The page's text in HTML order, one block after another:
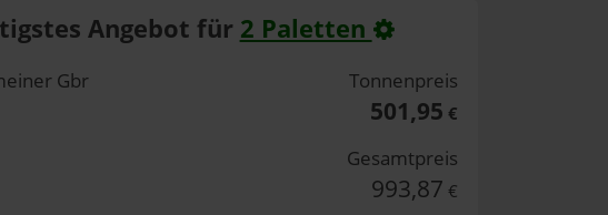
Angebot für 2 Paletten
Gbr Tonnenpreis
501,95 €
Gesamtpreis
993,87 €